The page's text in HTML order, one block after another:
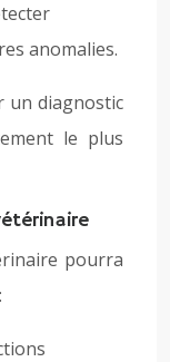
anomalies.
un diagnostic
le plus
pourra